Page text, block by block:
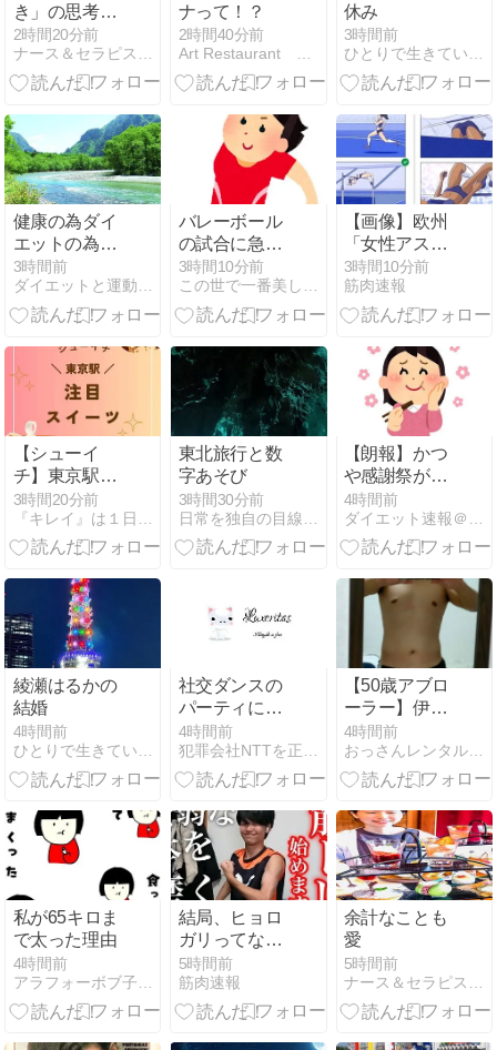
き」の思考に
縛られていま
せんか
2時間20分前
ナース＆セラピストのカウンセリング『K's パソ・トレ』
ナって！？
2時間40分前
Art Restaurant 「こころばえ」
休み
3時間前
ひとりで生きていくために〜 All roads
健康の為ダイ
エットの為に
エアロバイク
に乗ってみ
た！3110日目
3時間前
ダイエットと運動不足を解消していく引きこもりの実践ブログ
バレーボール
の試合に急き
ょ参戦！！
3時間10分前
この世で一番美しく痩せるダイエット
【画像】欧州
「女性アスリ
ートを性的対
象にするポー
ズがこれだ」
3時間10分前
筋肉速報
【シューイ
チ】東京駅注
目スイーツ～
COCORIS(コ
コリス) ～
3時間20分前
東北旅行と数
字あそび
3時間30分前
【朗報】かつ
や感謝祭が開
催中！人気メ
ニューが税抜
150円引き＆
料🤤
4時間前
綾瀬はるかの
結婚
4時間前
社交ダンスの
パーティに参
加してきまし
た
4時間前
【50歳アブロ
ーラー】伊之
助ボディ計
画：4年1週間
目
4時間前
おっさんレンタル（美魔おっさん活動記）健康＆美容ブログ
私が65キロま
で太った理由
4時間前
結局、ヒョロ
ガリってなん
で体鍛えない
の?????
5時間前
筋肉速報
余計なことも
愛
5時間前